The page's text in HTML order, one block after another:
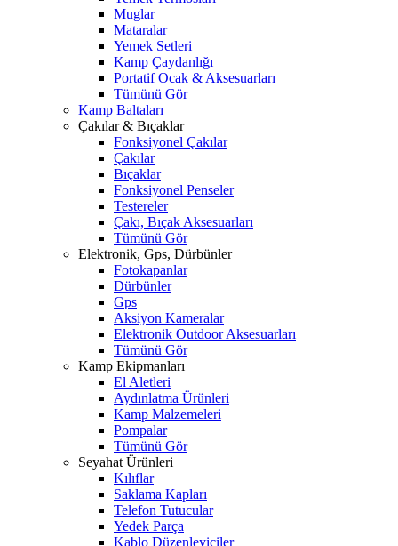
Muglar
Mataralar
Yemek Setleri
Kamp Çaydanlığı
Portatif Ocak & Aksesuarları
Tümünü Gör
Kamp Baltaları
Çakılar & Bıçaklar
Fonksiyonel Çakılar
Çakılar
Bıçaklar
Fonksiyonel Penseler
Testereler
Çakı, Bıçak Aksesuarları
Tümünü Gör
Elektronik, Gps, Dürbünler
Fotokapanlar
Dürbünler
Gps
Aksiyon Kameralar
Elektronik Outdoor Aksesuarları
Tümünü Gör
Kamp Ekipmanları
El Aletleri
Aydınlatma Ürünleri
Kamp Malzemeleri
Pompalar
Tümünü Gör
Seyahat Ürünleri
Kılıflar
Saklama Kapları
Telefon Tutucular
Yedek Parça
Kablo Düzenleyiciler